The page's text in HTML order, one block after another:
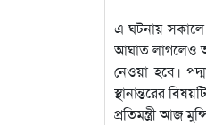
এ ঘটনায় সকালে
আঘাত লাগলেও
নেওয়া হবে।
স্থানান্তরের
প্রতিমন্ত্রী আজ